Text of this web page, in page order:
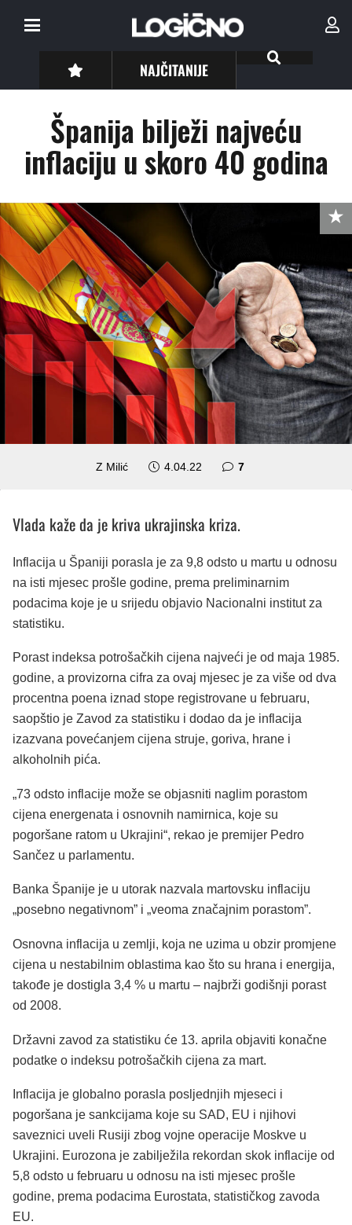
NAJČITANIJE
Španija bilježi najveću
inflaciju u skoro 40 godina
Z Milić 4.04.22 7komentara
Vlada kaže da je kriva ukrajinska kriza.
Inflacija u Španiji porasla je za 9,8 odsto u martu u odnosu
na isti mjesec prošle godine, prema preliminarnim
podacima koje je u srijedu objavio Nacionalni institut za
statistiku.
Porast indeksa potrošačkih cijena najveći je od maja 1985.
godine, a provizorna cifra za ovaj mjesec je za više od dva
procentna poena iznad stope registrovane u februaru,
saopštio je Zavod za statistiku i dodao da je inflacija
izazvana povećanjem cijena struje, goriva, hrane i
alkoholnih pića.
„73 odsto inflacije može se objasniti naglim porastom
cijena energenata i osnovnih namirnica, koje su
pogoršane ratom u Ukrajini“, rekao je premijer Pedro
Sančez u parlamentu.
Banka Španije je u utorak nazvala martovsku inflaciju
„posebno negativnom” i „veoma značajnim porastom”.
Osnovna inflacija u zemlji, koja ne uzima u obzir promjene
cijena u nestabilnim oblastima kao što su hrana i energija,
takođe je dostigla 3,4 % u martu – najbrži godišnji porast
od 2008.
Državni zavod za statistiku će 13. aprila objaviti konačne
podatke o indeksu potrošačkih cijena za mart.
Inflacija je globalno porasla posljednjih mjeseci i
pogoršana je sankcijama koje su SAD, EU i njihovi
saveznici uveli Rusiji zbog vojne operacije Moskve u
Ukrajini. Eurozona je zabilježila rekordan skok inflacije od
5,8 odsto u februaru u odnosu na isti mjesec prošle
godine, prema podacima Eurostata, statističkog zavoda
EU.